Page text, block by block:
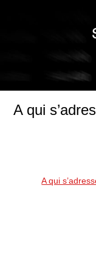
A qui
A qui